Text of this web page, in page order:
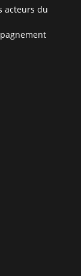
acteurs du